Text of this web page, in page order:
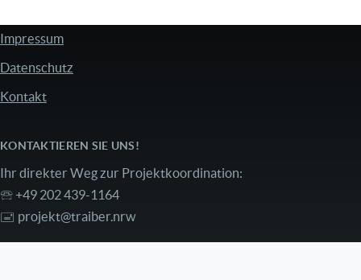
FUSSZEILE
Impressum
Datenschutz
Kontakt
KONTAKTIEREN SIE UNS!
Ihr direkter Weg zur Projektkoordination:
🕾 +49 202 439-1164
🖃 projekt@traiber.nrw